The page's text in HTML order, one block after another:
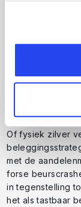
andere
Of fysiek zilver
met de
forse
in tegenstelling
het als tastbaar